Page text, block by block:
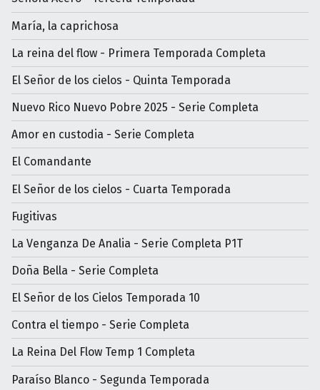
María, la caprichosa
La reina del flow - Primera Temporada Completa
El Señor de los cielos - Quinta Temporada
Nuevo Rico Nuevo Pobre 2025 - Serie Completa
Amor en custodia - Serie Completa
El Comandante
El Señor de los cielos - Cuarta Temporada
Fugitivas
La Venganza De Analia - Serie Completa P1T
Doña Bella - Serie Completa
El Señor de los Cielos Temporada 10
Contra el tiempo - Serie Completa
La Reina Del Flow Temp 1 Completa
Paraíso Blanco - Segunda Temporada